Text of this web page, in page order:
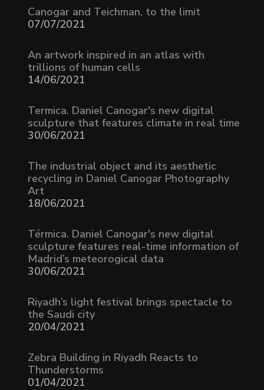
Canogar and Teichman, to the limit
07/07/2021
An artwork inspired in an atlas with
trillions of human cells
14/06/2021
Termica. Daniel Canogar's new digital
sculpture that features climate in real time
30/06/2021
The industrial object and its aesthetic
recycling in Daniel Canogar Photography
Art
18/06/2021
Térmica. Daniel Canogar's new digital
sculpture features real-time information of
Madrid’s meteorogical data
30/06/2021
Riyadh’s light festival brings spectacle to
the Saudi city
20/04/2021
Zebra Building in Riyadh Reacts to
Thunderstorms
01/04/2021